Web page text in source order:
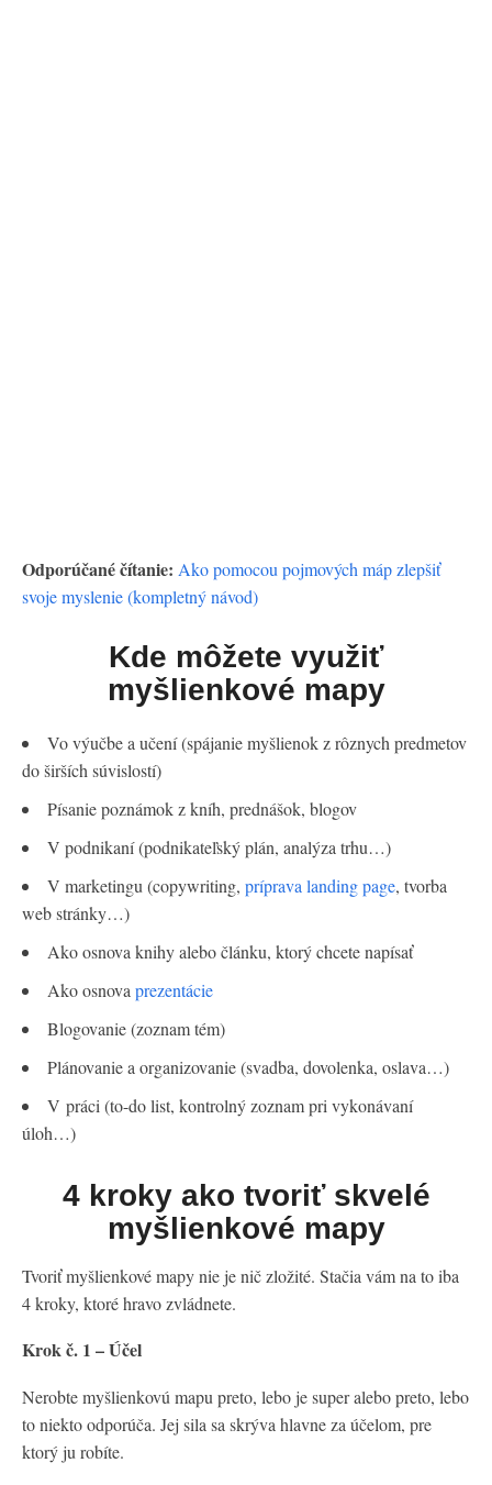
Odporúčané čítanie: Ako pomocou pojmových máp zlepšiť
svoje myslenie (kompletný návod)
Kde môžete využiť
myšlienkové mapy
Vo výučbe a učení (spájanie myšlienok z rôznych predmetov
do širších súvislostí)
Písanie poznámok z kníh, prednášok, blogov
V podnikaní (podnikateľský plán, analýza trhu…)
V marketingu (copywriting, príprava landing page, tvorba
web stránky…)
Ako osnova knihy alebo článku, ktorý chcete napísať
Ako osnova prezentácie
Blogovanie (zoznam tém)
Plánovanie a organizovanie (svadba, dovolenka, oslava…)
V práci (to-do list, kontrolný zoznam pri vykonávaní
úloh…)
4 kroky ako tvoriť skvelé
myšlienkové mapy
Tvoriť myšlienkové mapy nie je nič zložité. Stačia vám na to iba
4 kroky, ktoré hravo zvládnete.
Krok č. 1 – Účel
Nerobte myšlienkovú mapu preto, lebo je super alebo preto, lebo
to niekto odporúča. Jej sila sa skrýva hlavne za účelom, pre
ktorý ju robíte.